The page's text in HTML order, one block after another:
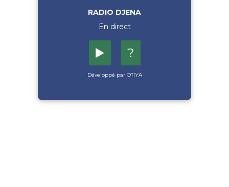
RADIO DJENA
En direct
▶️ ?
Développé par OTIYA